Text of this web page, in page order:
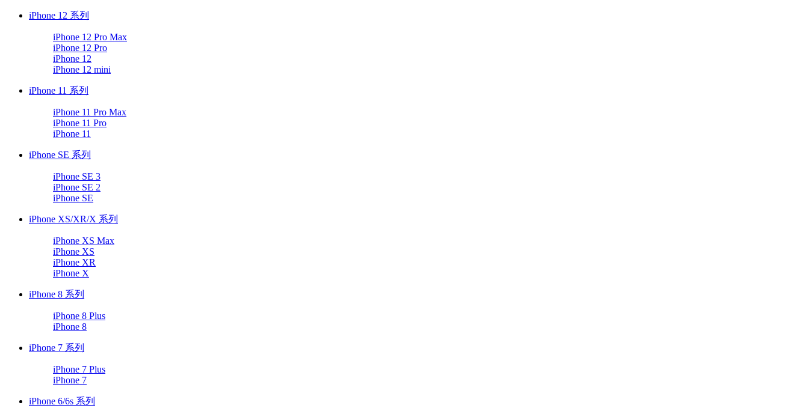
iPhone 12 系列
iPhone 12 Pro Max
iPhone 12 Pro
iPhone 12
iPhone 12 mini
iPhone 11 系列
iPhone 11 Pro Max
iPhone 11 Pro
iPhone 11
iPhone SE 系列
iPhone SE 3
iPhone SE 2
iPhone SE
iPhone XS/XR/X 系列
iPhone XS Max
iPhone XS
iPhone XR
iPhone X
iPhone 8 系列
iPhone 8 Plus
iPhone 8
iPhone 7 系列
iPhone 7 Plus
iPhone 7
iPhone 6/6s 系列